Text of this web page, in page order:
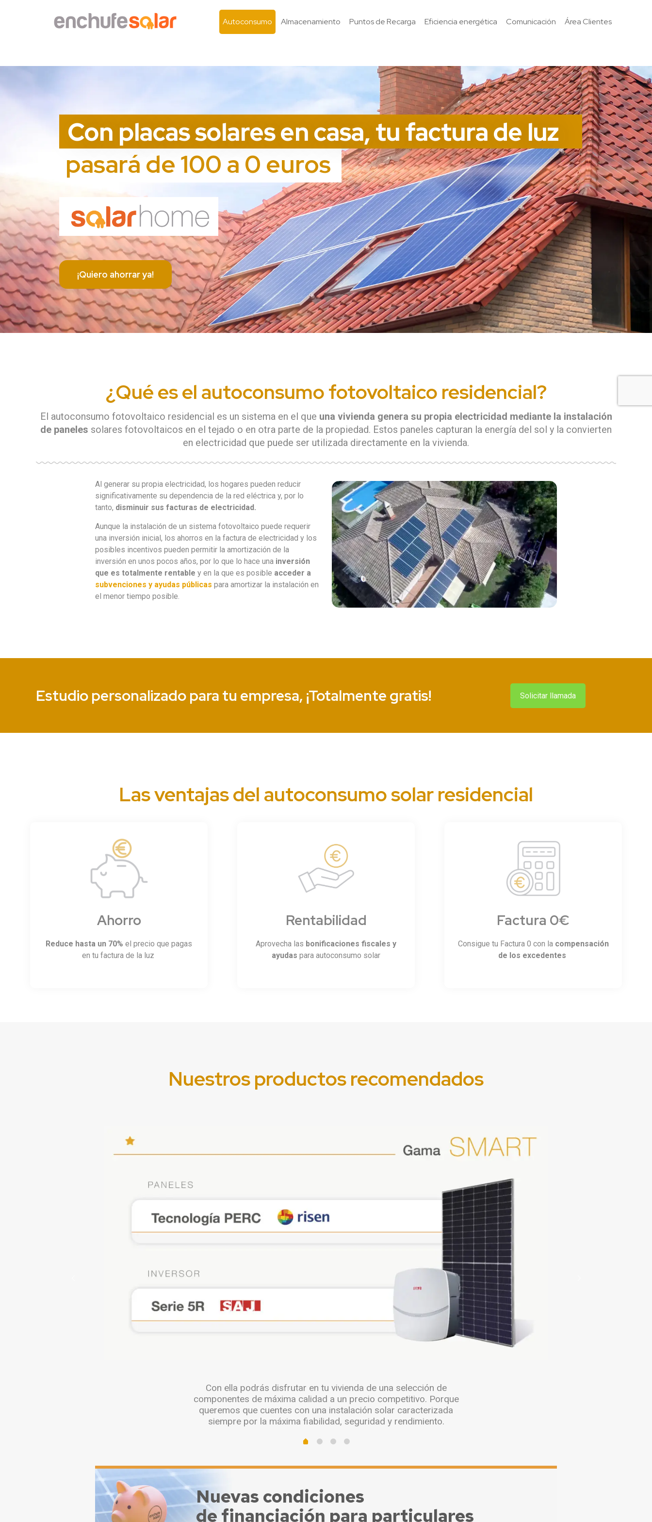
Autoconsumo Almacenamiento Puntos de Recarga Eficiencia energética Comunicación Área Clientes
pasará de 100 a 0 euros
¡Quiero ahorrar ya!
Con placas solares en casa, tu factura de luz
¿Qué es el autoconsumo fotovoltaico residencial?
El autoconsumo fotovoltaico residencial es un sistema en el que una vivienda genera su propia electricidad mediante la instalación
de paneles solares fotovoltaicos en el tejado o en otra parte de la propiedad. Estos paneles capturan la energía del sol y la convierten
en electricidad que puede ser utilizada directamente en la vivienda.
Al generar su propia electricidad, los hogares pueden reducir
significativamente su dependencia de la red eléctrica y, por lo
tanto, disminuir sus facturas de electricidad.
Aunque la instalación de un sistema fotovoltaico puede requerir
una inversión inicial, los ahorros en la factura de electricidad y los
posibles incentivos pueden permitir la amortización de la
inversión en unos pocos años, por lo que lo hace una inversión
que es totalmente rentable y en la que es posible acceder a
subvenciones y ayudas públicas para amortizar la instalación en
el menor tiempo posible.
Estudio personalizado para tu empresa, ¡Totalmente gratis! Solicitar llamada
Las ventajas del autoconsumo solar residencial
Ahorro
Reduce hasta un 70% el precio que pagas
en tu factura de la luz
Rentabilidad
Aprovecha las bonificaciones fiscales y
ayudas para autoconsumo solar
Factura 0€
Consigue tu Factura 0 con la compensación
de los excedentes
Nuestros productos recomendados
Con ella podrás disfrutar en tu vivienda de una selección de
componentes de máxima calidad a un precio competitivo. Porque
queremos que cuentes con una instalación solar caracterizada
siempre por la máxima fiabilidad, seguridad y rendimiento.
Nuevas condiciones
de financiación para particulares